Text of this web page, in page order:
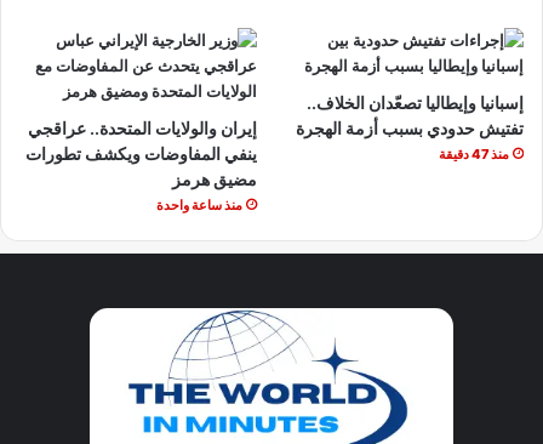
إسبانيا وإيطاليا تصعّدان الخلاف..
تفتيش حدودي بسبب أزمة الهجرة
منذ 47 دقيقة
إيران والولايات المتحدة.. عراقجي
ينفي المفاوضات ويكشف تطورات
مضيق هرمز
منذ ساعة واحدة